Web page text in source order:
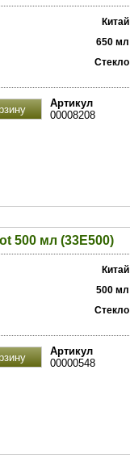
Китай
650 мл
Стекло
Артикул
00008208
500 мл (33E500)
Китай
500 мл
Стекло
Артикул
00000548